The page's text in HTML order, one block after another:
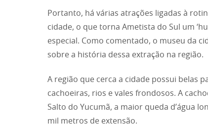
Portanto, há várias atrações ligadas à
cidade, o que torna Ametista do Sul um
especial. Como comentado, o museu da
sobre a história dessa extração na região.
A região que cerca a cidade possui belas
cachoeiras, rios e vales frondosos. A
Salto do Yucumã, a maior queda d’água
mil metros de extensão.